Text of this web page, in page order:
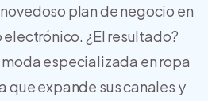
plan de negocio en
¿El resultado?
especializada en ropa
que expande sus canales y